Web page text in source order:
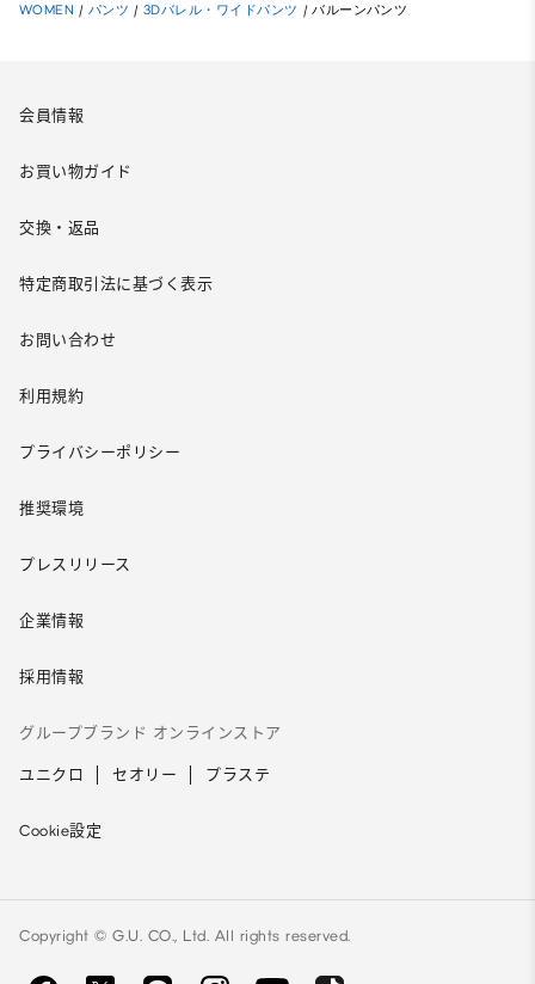
WOMEN / パンツ / 3Dバレル・ワイドパンツ / バルーンパンツ
会員情報
お買い物ガイド
交換・返品
特定商取引法に基づく表示
お問い合わせ
利用規約
プライバシーポリシー
推奨環境
プレスリリース
企業情報
採用情報
グループブランド オンラインストア
ユニクロ セオリー プラステ
Cookie設定
Copyright © G.U. CO., Ltd. All rights reserved.